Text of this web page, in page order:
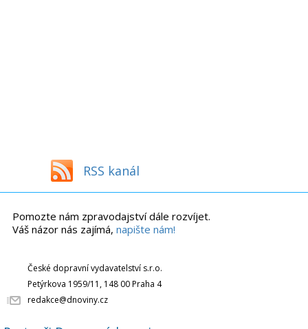
RSS kanál
Pomozte nám zpravodajství dále rozvíjet.
Váš názor nás zajímá, napište nám!
České dopravní vydavatelství s.r.o.
Petýrkova 1959/11, 148 00 Praha 4
redakce@dnoviny.cz